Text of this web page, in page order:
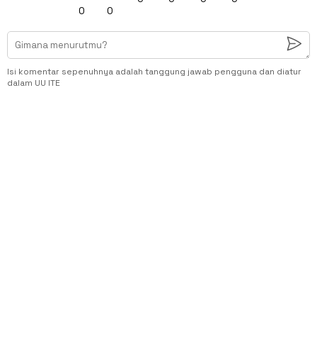
0 0
Isi komentar sepenuhnya adalah tanggung jawab pengguna dan diatur
dalam UU ITE